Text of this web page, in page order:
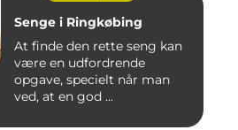
Senge i Ringkøbing
At finde den rette seng kan
være en udfordrende
opgave, specielt når man
ved, at en god ...